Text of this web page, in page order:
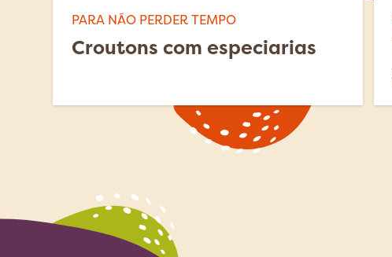
PARA NÃO PERDER TEMPO
Croutons com especiarias